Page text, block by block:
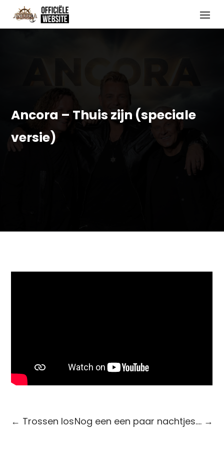
Ancora – Thuis zijn (speciale
versie)
← Trossen losNog een een paar nachtjes….→